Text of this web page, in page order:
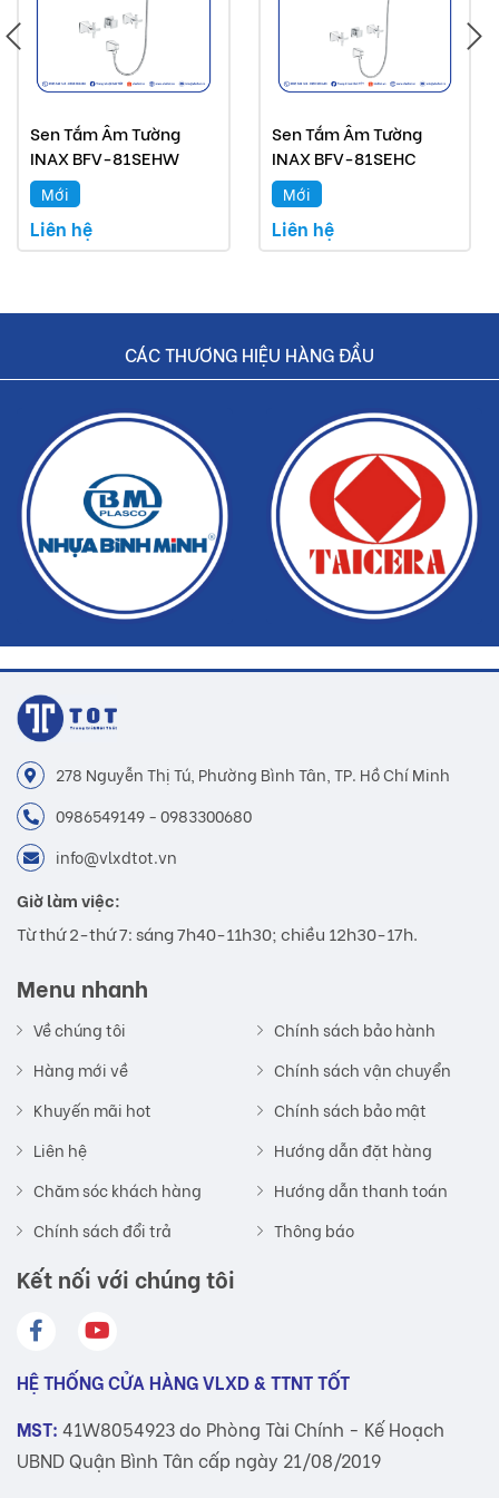
Sen Tắm Âm Tường
INAX BFV-81SEHW
Mới
Liên hệ
Sen Tắm Âm Tường
INAX BFV-81SEHC
Mới
Liên hệ
CÁC THƯƠNG HIỆU HÀNG ĐẦU
278 Nguyễn Thị Tú, Phường Bình Tân, TP. Hồ Chí Minh
0986549149 - 0983300680
info@vlxdtot.vn
Giờ làm việc:
Từ thứ 2-thứ 7: sáng 7h40-11h30; chiều 12h30-17h.
Menu nhanh
Về chúng tôi
Hàng mới về
Khuyến mãi hot
Liên hệ
Chăm sóc khách hàng
Chính sách đổi trả
Chính sách bảo hành
Chính sách vận chuyển
Chính sách bảo mật
Hướng dẫn đặt hàng
Hướng dẫn thanh toán
Thông báo
Kết nối với chúng tôi
HỆ THỐNG CỬA HÀNG VLXD & TTNT TỐT
MST: 41W8054923 do Phòng Tài Chính - Kế Hoạch
UBND Quận Bình Tân cấp ngày 21/08/2019